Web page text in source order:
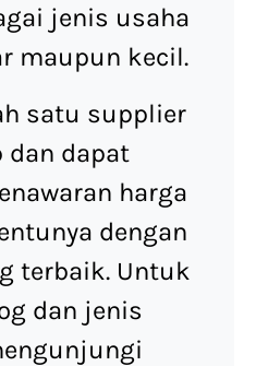
jenis usaha
maupun kecil.
satu supplier
dan dapat
harga
dengan
terbaik. Untuk
dan jenis